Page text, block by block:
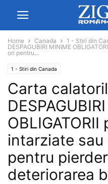
Home Canada 1 - Stiri din
DESPAGUBIRI MINIME
ori pentru...
1 - Stiri din Canada
Carta
intarziate sau
pentru
deteriorarea